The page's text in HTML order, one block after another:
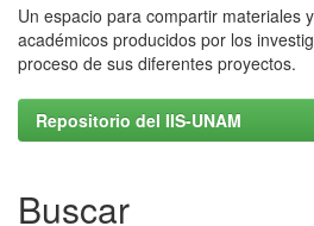
Un espacio para compartir materiales
académicos producidos por los
proceso de sus diferentes proyectos.
Repositorio del IIS-UNAM
Buscar